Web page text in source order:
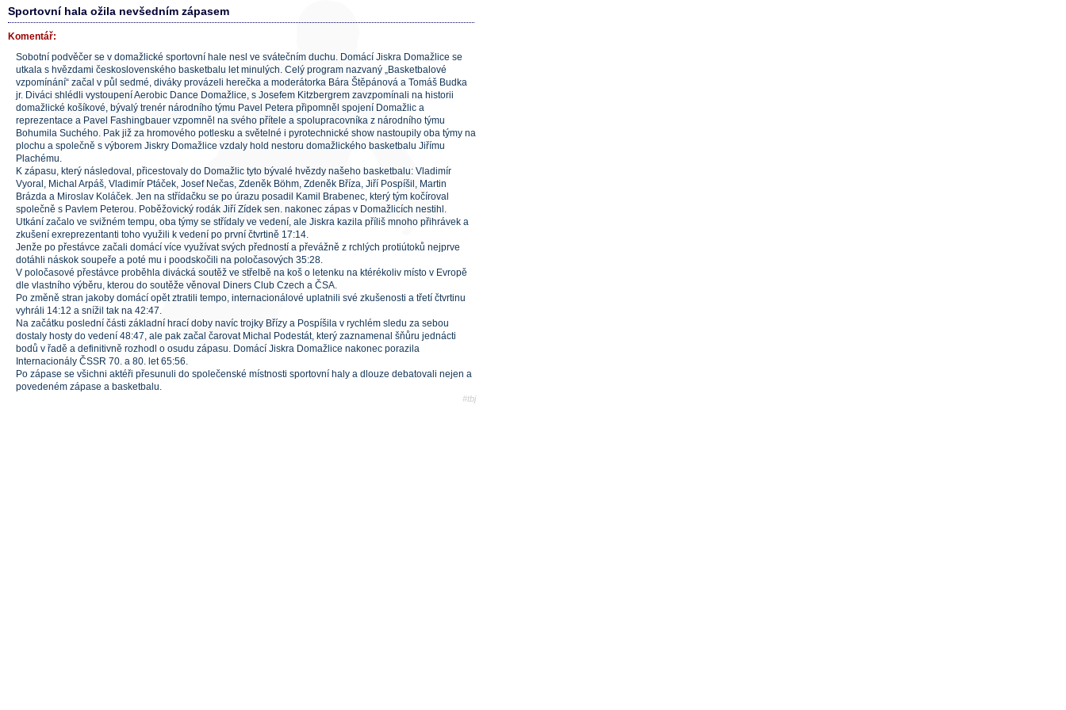
Sportovní hala ožila nevšedním zápasem
Komentář:
Sobotní podvěčer se v domažlické sportovní hale nesl ve svátečním duchu. Domácí Jiskra Domažlice se
utkala s hvězdami československého basketbalu let minulých. Celý program nazvaný „Basketbalové
vzpomínání“ začal v půl sedmé, diváky provázeli herečka a moderátorka Bára Štěpánová a Tomáš Budka
jr. Diváci shlédli vystoupení Aerobic Dance Domažlice, s Josefem Kitzbergrem zavzpomínali na historii
domažlické košíkové, bývalý trenér národního týmu Pavel Petera připomněl spojení Domažlic a
reprezentace a Pavel Fashingbauer vzpomněl na svého přítele a spolupracovníka z národního týmu
Bohumila Suchého. Pak již za hromového potlesku a světelné i pyrotechnické show nastoupily oba týmy na
plochu a společně s výborem Jiskry Domažlice vzdaly hold nestoru domažlického basketbalu Jiřímu
Plachému.
K zápasu, který následoval, přicestovaly do Domažlic tyto bývalé hvězdy našeho basketbalu: Vladimír
Vyoral, Michal Arpáš, Vladimír Ptáček, Josef Nečas, Zdeněk Böhm, Zdeněk Bříza, Jiří Pospíšil, Martin
Brázda a Miroslav Koláček. Jen na střídačku se po úrazu posadil Kamil Brabenec, který tým kočíroval
společně s Pavlem Peterou. Poběžovický rodák Jiří Zídek sen. nakonec zápas v Domažlicích nestihl.
Utkání začalo ve svižném tempu, oba týmy se střídaly ve vedení, ale Jiskra kazila příliš mnoho přihrávek a
zkušení exreprezentanti toho využili k vedení po první čtvrtině 17:14.
Jenže po přestávce začali domácí více využívat svých předností a převážně z rchlých protiútoků nejprve
dotáhli náskok soupeře a poté mu i poodskočili na poločasových 35:28.
V poločasové přestávce proběhla divácká soutěž ve střelbě na koš o letenku na ktérékoliv místo v Evropě
dle vlastního výběru, kterou do soutěže věnoval Diners Club Czech a ČSA.
Po změně stran jakoby domácí opět ztratili tempo, internacionálové uplatnili své zkušenosti a třetí čtvrtinu
vyhráli 14:12 a snížil tak na 42:47.
Na začátku poslední části základní hrací doby navíc trojky Břízy a Pospíšila v rychlém sledu za sebou
dostaly hosty do vedení 48:47, ale pak začal čarovat Michal Podestát, který zaznamenal šňůru jednácti
bodů v řadě a definitivně rozhodl o osudu zápasu. Domácí Jiskra Domažlice nakonec porazila
Internacionály ČSSR 70. a 80. let 65:56.
Po zápase se všichni aktéři přesunuli do společenské místnosti sportovní haly a dlouze debatovali nejen a
povedeném zápase a basketbalu.
#tbj